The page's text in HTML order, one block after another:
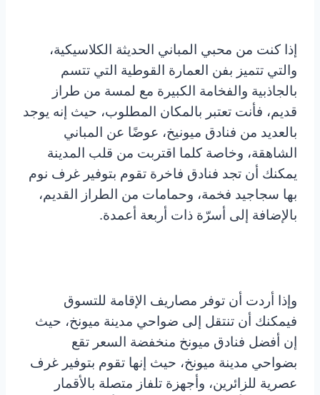
إذا كنت من محبي المباني الحديثة الكلاسيكية،
والتي تتميز بفن العمارة القوطية التي تتسم
بالجاذبية والفخامة الكبيرة مع لمسة من طراز
قديم، فأنت تعتبر بالمكان المطلوب، حيث إنه يوجد
بالعديد من فنادق ميونيخ، عوضًا عن المباني
الشاهقة، وخاصة كلما اقتربت من قلب المدينة
يمكنك أن تجد فنادق فاخرة تقوم بتوفير غرف نوم
بها سجاجيد فخمة، وحمامات من الطراز القديم،
بالإضافة إلى أسرّة ذات أربعة أعمدة.
وإذا أردت أن توفر مصاريف الإقامة للتسوق
فيمكنك أن تنتقل إلى ضواحي مدينة ميونخ، حيث
إن أفضل فنادق ميونخ منخفضة السعر تقع
بضواحي مدينة ميونخ، حيث إنها تقوم بتوفير غرف
عصرية للزائرين، وأجهزة تلفاز متصلة بالأقمار